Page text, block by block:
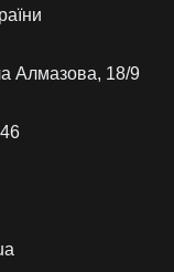
Алмазова, 18/9